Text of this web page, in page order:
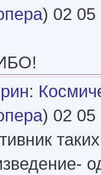
) 02 05
:
) 02 05